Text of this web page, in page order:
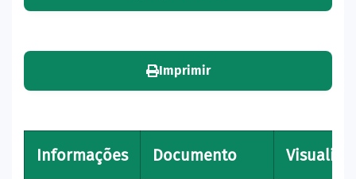
Imprimir
Informações Documento Visualizar